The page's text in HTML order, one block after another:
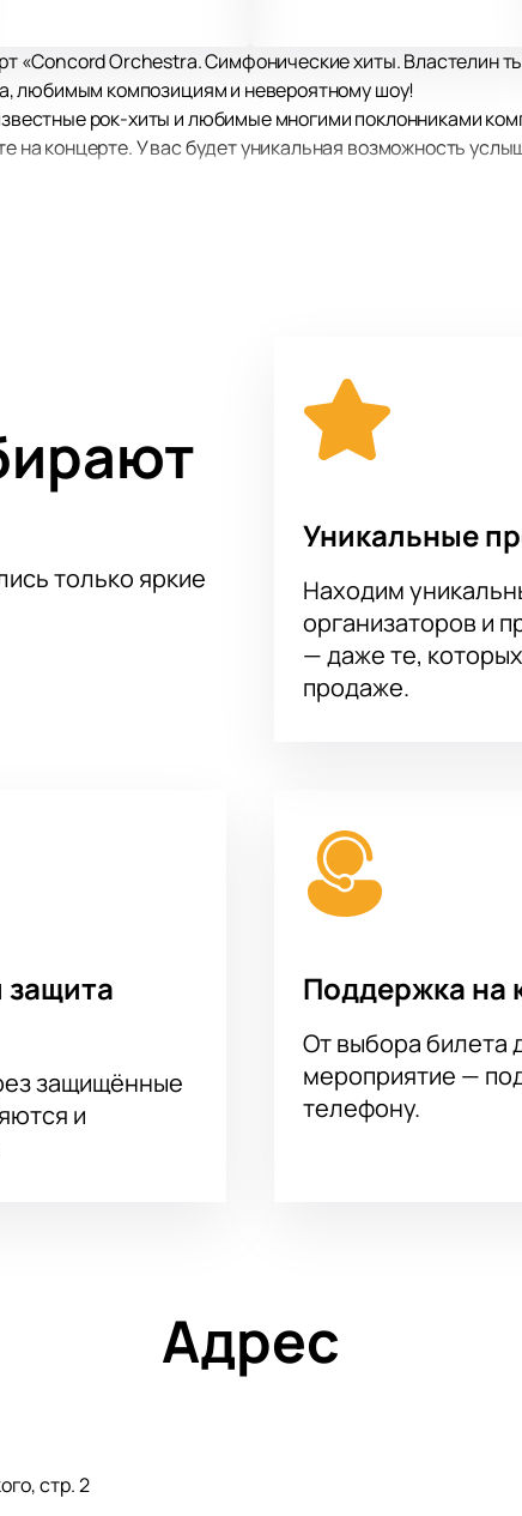
«Concord Orchestra. Симфонические хиты. Властелин
любимым композициям и невероятному шоу!
рок-хиты и любимые многими поклонниками
на концерте. У вас будет уникальная возможность
хиты. Властелин тьмы» – это всегда море
только яркие
Уникальные
Находим
организаторов и
— даже те,
продаже.
защита
защищённые
и
Поддержка на
От выбора билета
мероприятие —
телефону.
Адрес
стр. 2